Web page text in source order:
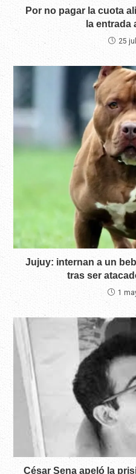
Por no pagar la cuota
la entrada
25
Jujuy: internan a un
tras ser
1
César Sena apeló la